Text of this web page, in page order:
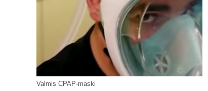
Valmis CPAP-maski